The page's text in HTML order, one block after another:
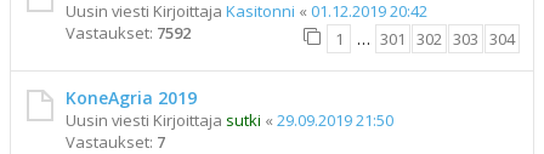
Uusin viesti Kirjoittaja Kasitonni « 01.12.2019 20:42
Vastaukset: 7592 1 … 301 302 303 304
KoneAgria 2019
Uusin viesti Kirjoittaja sutki « 29.09.2019 21:50
Vastaukset: 7